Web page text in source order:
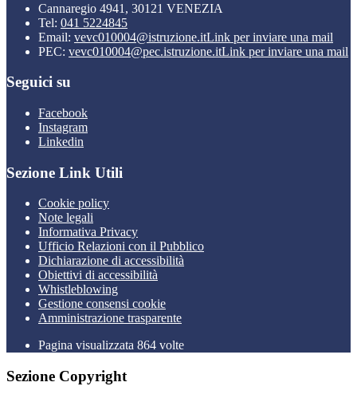
Cannaregio 4941, 30121 VENEZIA
Tel: 041 5224845
Email: vevc010004@istruzione.itLink per inviare una mail
PEC: vevc010004@pec.istruzione.itLink per inviare una mail
Seguici su
Facebook
Instagram
Linkedin
Sezione Link Utili
Cookie policy
Note legali
Informativa Privacy
Ufficio Relazioni con il Pubblico
Dichiarazione di accessibilità
Obiettivi di accessibilità
Whistleblowing
Gestione consensi cookie
Amministrazione trasparente
Pagina visualizzata 864 volte
Sezione Copyright